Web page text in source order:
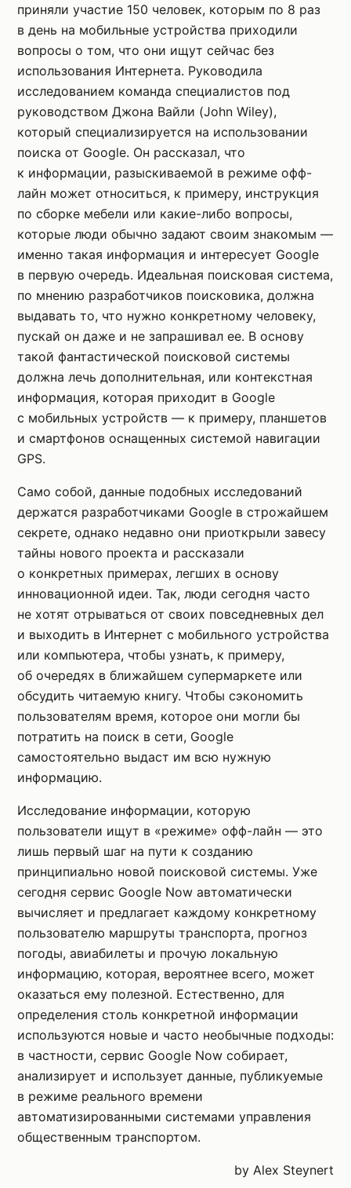
приняли участие 150 человек, которым по 8 раз
в день на мобильные устройства приходили
вопросы о том, что они ищут сейчас без
использования Интернета. Руководила
исследованием команда специалистов под
руководством Джона Вайли (John Wiley),
который специализируется на использовании
поиска от Google. Он рассказал, что
к информации, разыскиваемой в режиме офф-
лайн может относиться, к примеру, инструкция
по сборке мебели или какие-либо вопросы,
которые люди обычно задают своим знакомым —
именно такая информация и интересует Google
в первую очередь. Идеальная поисковая система,
по мнению разработчиков поисковика, должна
выдавать то, что нужно конкретному человеку,
пускай он даже и не запрашивал ее. В основу
такой фантастической поисковой системы
должна лечь дополнительная, или контекстная
информация, которая приходит в Google
с мобильных устройств — к примеру, планшетов
и смартфонов оснащенных системой навигации
GPS.
Само собой, данные подобных исследований
держатся разработчиками Google в строжайшем
секрете, однако недавно они приоткрыли завесу
тайны нового проекта и рассказали
о конкретных примерах, легших в основу
инновационной идеи. Так, люди сегодня часто
не хотят отрываться от своих повседневных дел
и выходить в Интернет с мобильного устройства
или компьютера, чтобы узнать, к примеру,
об очередях в ближайшем супермаркете или
обсудить читаемую книгу. Чтобы сэкономить
пользователям время, которое они могли бы
потратить на поиск в сети, Google
самостоятельно выдаст им всю нужную
информацию.
Исследование информации, которую
пользователи ищут в «режиме» офф-лайн — это
лишь первый шаг на пути к созданию
принципиально новой поисковой системы. Уже
сегодня сервис Google Now автоматически
вычисляет и предлагает каждому конкретному
пользователю маршруты транспорта, прогноз
погоды, авиабилеты и прочую локальную
информацию, которая, вероятнее всего, может
оказаться ему полезной. Естественно, для
определения столь конкретной информации
используются новые и часто необычные подходы:
в частности, сервис Google Now собирает,
анализирует и использует данные, публикуемые
в режиме реального времени
автоматизированными системами управления
общественным транспортом.
by Alex Steynert